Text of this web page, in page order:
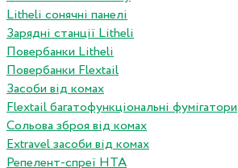
Litheli сонячні панелі
Зарядні станції Litheli
Повербанки Litheli
Повербанки Flextail
Засоби від комах
Flextail багатофункціональні фумігатори
Сольова зброя від комах
Extravel засоби від комах
Репелент-спреї HTA